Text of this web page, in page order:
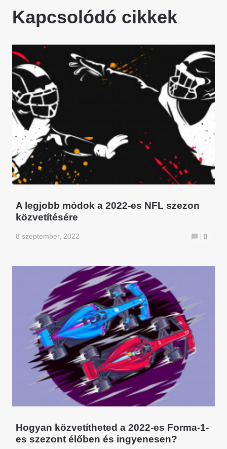
Kapcsolódó cikkek
A legjobb módok a 2022-es NFL szezon
közvetítésére
8 szeptember, 2022 0
Hogyan közvetítheted a 2022-es Forma-1-
es szezont élőben és ingyenesen?